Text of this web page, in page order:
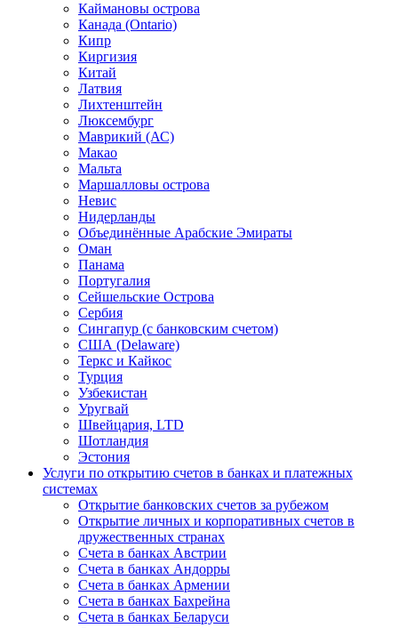
Каймановы острова
Канада (Ontario)
Кипр
Киргизия
Китай
Латвия
Лихтенштейн
Люксембург
Маврикий (АС)
Макао
Мальта
Маршалловы острова
Нeвис
Нидерланды
Объединённые Арабские Эмираты
Оман
Панама
Португалия
Сейшельские Острова
Сербия
Сингапур (c банковским счетом)
США (Delaware)
Теркс и Кайкос
Турция
Узбекистан
Уругвай
Швейцария, LTD
Шотландия
Эстония
Услуги по открытию счетов в банках и платежных
системах
Открытие банковских счетов за рубежом
Открытие личных и корпоративных счетов в
дружественных странах
Счета в банках Австрии
Счета в банках Андорры
Счета в банках Армении
Счета в банках Бахрейна
Счета в банках Беларуси